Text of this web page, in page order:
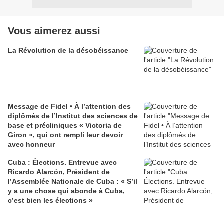
Vous aimerez aussi
La Révolution de la désobéissance
Message de Fidel • À l’attention des
diplômés de l’Institut des sciences de
base et précliniques « Victoria de
Giron », qui ont rempli leur devoir
avec honneur
Cuba : Élections. Entrevue avec
Ricardo Alarcón, Président de
l’Assemblée Nationale de Cuba : « S’il
y a une chose qui abonde à Cuba,
c’est bien les élections »